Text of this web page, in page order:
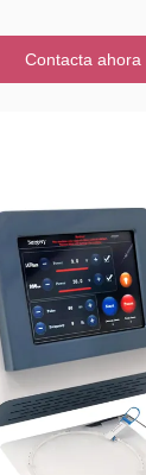
Contacta ahora